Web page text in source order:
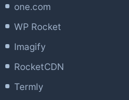
one.com
WP Rocket
Imagify
RocketCDN
Termly